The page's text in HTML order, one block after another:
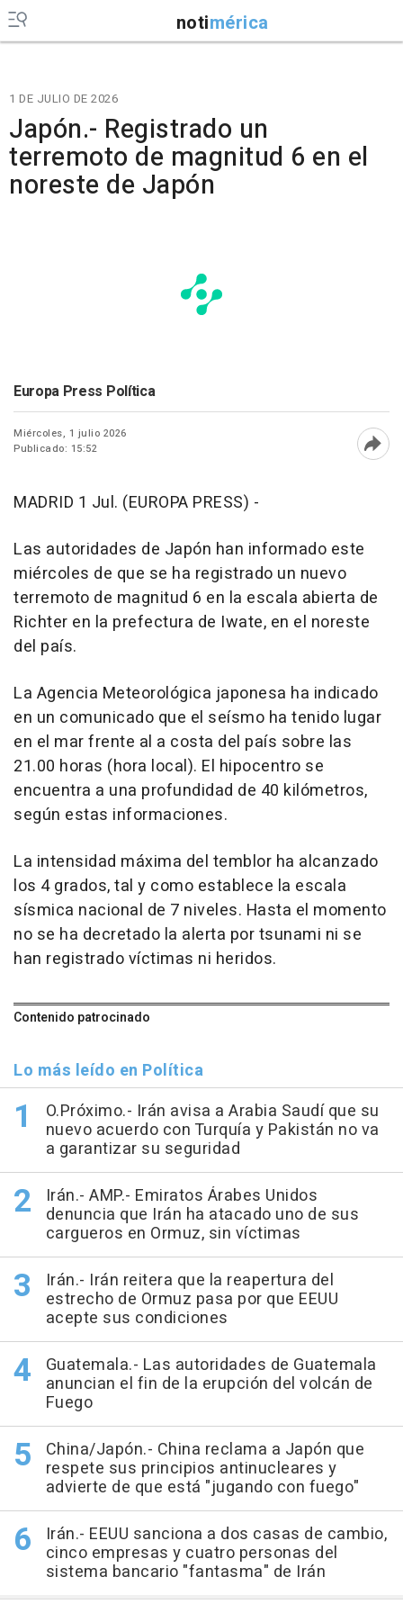
notimérica
1 DE JULIO DE 2026
Japón.- Registrado un
terremoto de magnitud 6 en el
noreste de Japón
Europa Press Política
Miércoles, 1 julio 2026
Publicado: 15:52
MADRID 1 Jul. (EUROPA PRESS) -
Las autoridades de Japón han informado este
miércoles de que se ha registrado un nuevo
terremoto de magnitud 6 en la escala abierta de
Richter en la prefectura de Iwate, en el noreste
del país.
La Agencia Meteorológica japonesa ha indicado
en un comunicado que el seísmo ha tenido lugar
en el mar frente al a costa del país sobre las
21.00 horas (hora local). El hipocentro se
encuentra a una profundidad de 40 kilómetros,
según estas informaciones.
La intensidad máxima del temblor ha alcanzado
los 4 grados, tal y como establece la escala
sísmica nacional de 7 niveles. Hasta el momento
no se ha decretado la alerta por tsunami ni se
han registrado víctimas ni heridos.
Contenido patrocinado
Lo más leído en Política
O.Próximo.- Irán avisa a Arabia Saudí que su
nuevo acuerdo con Turquía y Pakistán no va
a garantizar su seguridad
Irán.- AMP.- Emiratos Árabes Unidos
denuncia que Irán ha atacado uno de sus
cargueros en Ormuz, sin víctimas
Irán.- Irán reitera que la reapertura del
estrecho de Ormuz pasa por que EEUU
acepte sus condiciones
Guatemala.- Las autoridades de Guatemala
anuncian el fin de la erupción del volcán de
Fuego
China/Japón.- China reclama a Japón que
respete sus principios antinucleares y
advierte de que está "jugando con fuego"
Irán.- EEUU sanciona a dos casas de cambio,
cinco empresas y cuatro personas del
sistema bancario "fantasma" de Irán